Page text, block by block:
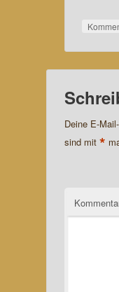
Deine E-
sind mit *